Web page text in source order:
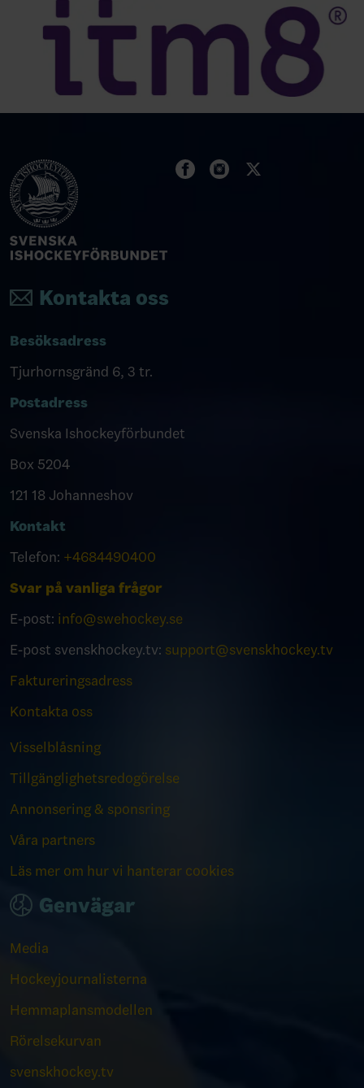
Kontakta oss
Besöksadress
Tjurhornsgränd 6, 3 tr.
Postadress
Svenska Ishockeyförbundet
Box 5204
121 18 Johanneshov
Kontakt
Telefon: +4684490400
Svar på vanliga frågor
E-post: info@swehockey.se
E-post svenskhockey.tv: support@svenskhockey.tv
Faktureringsadress
Kontakta oss
Visselblåsning
Tillgänglighetsredogörelse
Annonsering & sponsring
Våra partners
Läs mer om hur vi hanterar cookies
Genvägar
Media
Hockeyjournalisterna
Hemmaplansmodellen
Rörelsekurvan
svenskhockey.tv